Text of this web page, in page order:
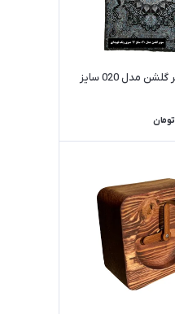
روفرشی سوپر گلشن مدل 020 سایز
تومان